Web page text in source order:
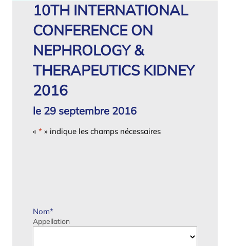
10TH INTERNATIONAL
CONFERENCE ON
NEPHROLOGY &
THERAPEUTICS KIDNEY
2016
le 29 septembre 2016
« *» indique les champs nécessaires
Nom*
Appellation